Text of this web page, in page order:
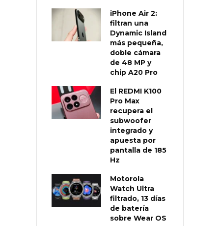
iPhone Air 2:
filtran una
Dynamic Island
más pequeña,
doble cámara
de 48 MP y
chip A20 Pro
El REDMI K100
Pro Max
recupera el
subwoofer
integrado y
apuesta por
pantalla de 185
Hz
Motorola
Watch Ultra
filtrado, 13 días
de batería
sobre Wear OS